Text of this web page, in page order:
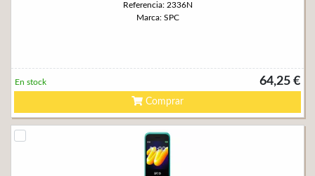
Referencia: 2336N
Marca: SPC
64,25 €
En stock
Comprar